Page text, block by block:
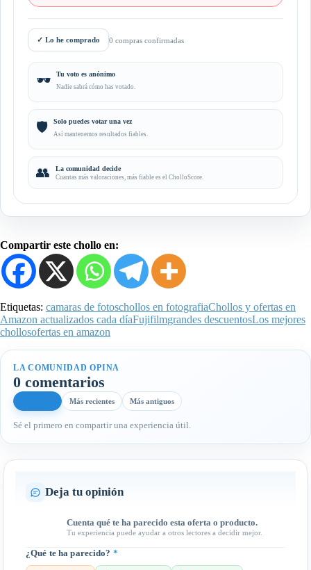
✓ Lo he comprado 0 compras confirmadas
🕶️ Tu voto es anónimo
Nadie sabrá cómo has votado.
🛡️ Solo puedes votar una vez
Así mantenemos resultados fiables.
👥 La comunidad decide
Cuantas más valoraciones, más fiable es el CholloScore.
Compartir este chollo en:
Etiquetas: camaras de fotoschollos en fotografiaChollos y ofertas en
Amazon actualizados cada díaFujifilmgrandes descuentosLos mejores
chollosofertas en amazon
LA COMUNIDAD OPINA
0 comentarios
Más recientes Más antiguos
Sé el primero en compartir una experiencia útil.
Deja tu opinión
Cuenta qué te ha parecido esta oferta o producto.
Tu experiencia puede ayudar a otros lectores a decidir mejor.
¿Qué te ha parecido? *